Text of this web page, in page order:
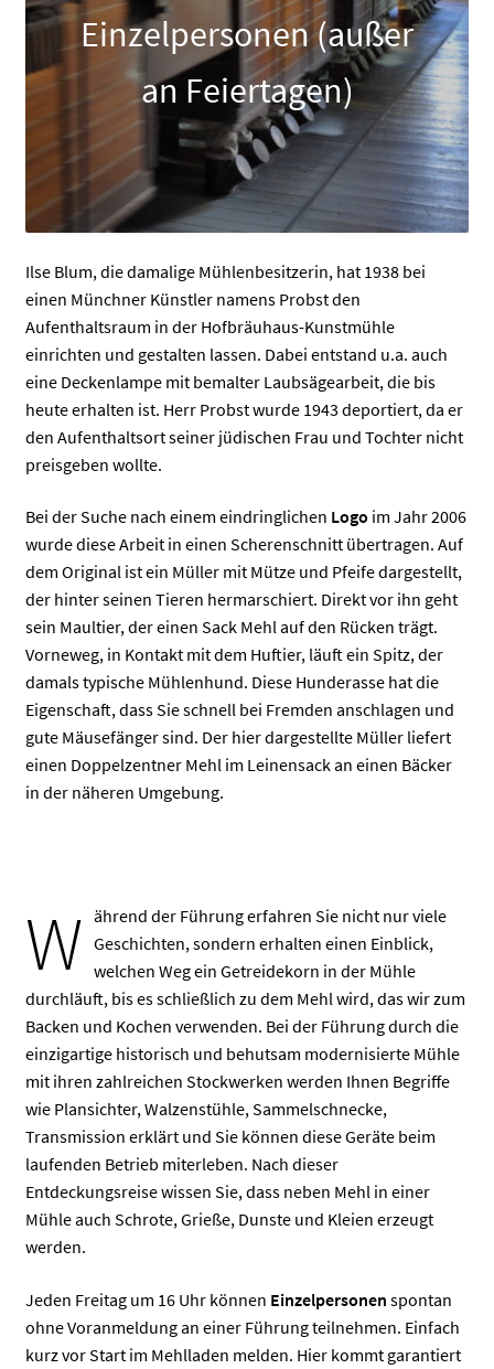
Einzelpersonen (außer
an Feiertagen)
Ilse Blum, die damalige Mühlenbesitzerin, hat 1938 bei
einen Münchner Künstler namens Probst den
Aufenthaltsraum in der Hofbräuhaus-Kunstmühle
einrichten und gestalten lassen. Dabei entstand u.a. auch
eine Deckenlampe mit bemalter Laubsägearbeit, die bis
heute erhalten ist. Herr Probst wurde 1943 deportiert, da er
den Aufenthaltsort seiner jüdischen Frau und Tochter nicht
preisgeben wollte.
Bei der Suche nach einem eindringlichen Logo im Jahr 2006
wurde diese Arbeit in einen Scherenschnitt übertragen. Auf
dem Original ist ein Müller mit Mütze und Pfeife dargestellt,
der hinter seinen Tieren hermarschiert. Direkt vor ihn geht
sein Maultier, der einen Sack Mehl auf den Rücken trägt.
Vorneweg, in Kontakt mit dem Huftier, läuft ein Spitz, der
damals typische Mühlenhund. Diese Hunderasse hat die
Eigenschaft, dass Sie schnell bei Fremden anschlagen und
gute Mäusefänger sind. Der hier dargestellte Müller liefert
einen Doppelzentner Mehl im Leinensack an einen Bäcker
in der näheren Umgebung.
W ährend der Führung erfahren Sie nicht nur viele
Geschichten, sondern erhalten einen Einblick,
welchen Weg ein Getreidekorn in der Mühle
durchläuft, bis es schließlich zu dem Mehl wird, das wir zum
Backen und Kochen verwenden. Bei der Führung durch die
einzigartige historisch und behutsam modernisierte Mühle
mit ihren zahlreichen Stockwerken werden Ihnen Begriffe
wie Plansichter, Walzenstühle, Sammelschnecke,
Transmission erklärt und Sie können diese Geräte beim
laufenden Betrieb miterleben. Nach dieser
Entdeckungsreise wissen Sie, dass neben Mehl in einer
Mühle auch Schrote, Grieße, Dunste und Kleien erzeugt
werden.
Jeden Freitag um 16 Uhr können Einzelpersonen spontan
ohne Voranmeldung an einer Führung teilnehmen. Einfach
kurz vor Start im Mehlladen melden. Hier kommt garantiert